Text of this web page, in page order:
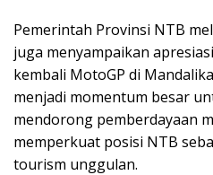
Pemerintah Provinsi NTB
juga menyampaikan
kembali MotoGP di
menjadi momentum besar
mendorong pemberdayaan
memperkuat posisi NTB
tourism unggulan.